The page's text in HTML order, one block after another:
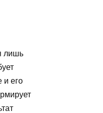
лишь
и его